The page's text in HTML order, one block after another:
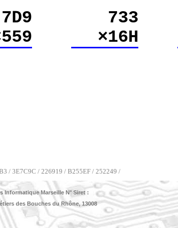
7D9
733
×16H
/ 3E7C9C / 226919 / B255EF / 252249 /
Informatique Marseille N° Siret :
des Bouches du Rhône, 13008